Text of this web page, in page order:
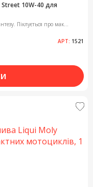
10W-40 для
Піклується про мак...
АРТ: 1521